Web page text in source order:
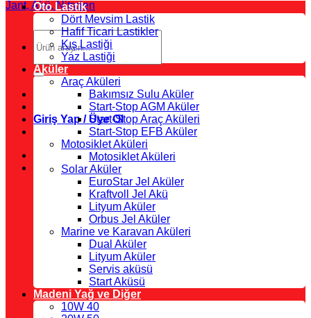
Ara:
Giriş Yap / Üye Ol
Oto Lastik
Dört Mevsim Lastik
Hafif Ticari Lastikler
Kış Lastiği
Yaz Lastiği
Aküler
Araç Aküleri
Bakımsız Sulu Aküler
Start-Stop AGM Aküler
Start-Stop Araç Aküleri
Start-Stop EFB Aküler
Motosiklet Aküleri
Motosiklet Aküleri
Solar Aküler
EuroStar Jel Aküler
Kraftvoll Jel Akü
Lityum Aküler
Orbus Jel Aküler
Marine ve Karavan Aküleri
Dual Aküler
Lityum Aküler
Servis aküsü
Start Aküsü
Madeni Yağ ve Diğer
10W 40